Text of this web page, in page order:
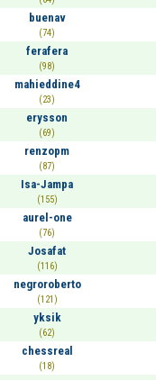
buenav
(74)
ferafera
(98)
mahieddine4
(23)
erysson
(69)
renzopm
(87)
Isa-Jampa
(155)
aurel-one
(76)
Josafat
(116)
negroroberto
(121)
yksik
(62)
chessreal
(18)